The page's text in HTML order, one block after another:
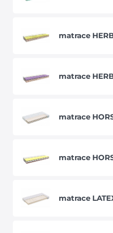
matrace
matrace
matrace
matrace
matrace